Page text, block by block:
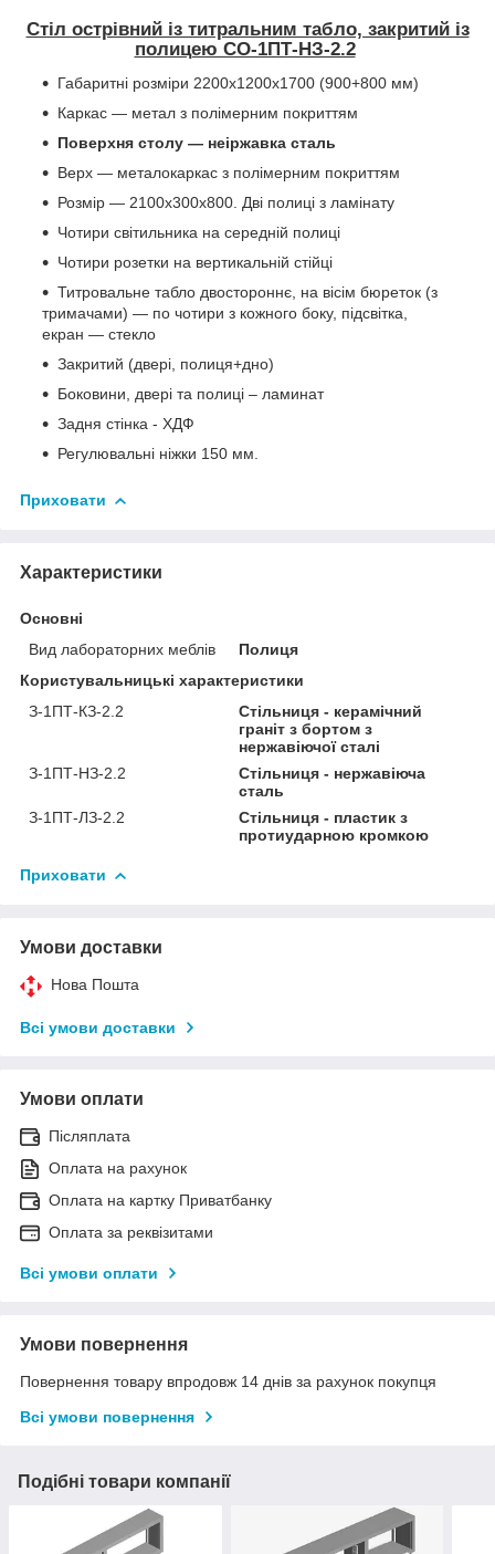
Стіл острівний із титральним табло, закритий із
полицею СО-1ПТ-НЗ-2.2
Габаритні розміри 2200х1200х1700 (900+800 мм)
Каркас — метал з полімерним покриттям
Поверхня столу — неіржавка сталь
Верх — металокаркас з полімерним покриттям
Розмір — 2100х300х800. Дві полиці з ламінату
Чотири світильника на середній полиці
Чотири розетки на вертикальній стійці
Титровальне табло двостороннє, на вісім бюреток (з
тримачами) — по чотири з кожного боку, підсвітка,
екран — стекло
Закритий (двері, полиця+дно)
Боковини, двері та полиці – ламинат
Задня стінка - ХДФ
Регулювальні ніжки 150 мм.
Приховати
Характеристики
Основні
Вид лабораторних меблів
Полиця
Користувальницькі характеристики
З-1ПТ-КЗ-2.2
Стільниця - керамічний
граніт з бортом з
нержавіючої сталі
З-1ПТ-НЗ-2.2
Стільниця - нержавіюча
сталь
З-1ПТ-ЛЗ-2.2
Стільниця - пластик з
протиударною кромкою
Приховати
Умови доставки
Нова Пошта
Всі умови доставки
Умови оплати
Післяплата
Оплата на рахунок
Оплата на картку Приватбанку
Оплата за реквізитами
Всі умови оплати
Умови повернення
Повернення товару впродовж 14 днів за рахунок покупця
Всі умови повернення
Подібні товари компанії